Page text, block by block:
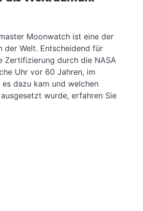
Moonwatch ist eine der
der Welt. Entscheidend für
Zertifizierung durch die NASA
Uhr vor 60 Jahren, im
es dazu kam und welchen
wurde, erfahren Sie